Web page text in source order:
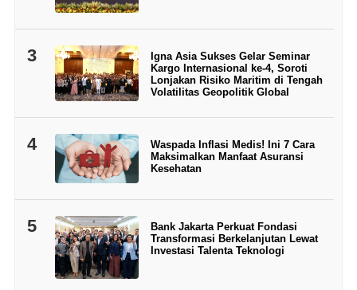
3
Igna Asia Sukses Gelar Seminar
Kargo Internasional ke-4, Soroti
Lonjakan Risiko Maritim di Tengah
Volatilitas Geopolitik Global
4
Waspada Inflasi Medis! Ini 7 Cara
Maksimalkan Manfaat Asuransi
Kesehatan
5
Bank Jakarta Perkuat Fondasi
Transformasi Berkelanjutan Lewat
Investasi Talenta Teknologi